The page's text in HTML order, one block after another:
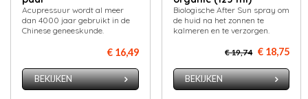
Acupressuur wordt al meer
dan 4000 jaar gebruikt in de
Chinese geneeskunde.
€ 16,49
BEKIJKEN
Biologische After Sun spray om
de huid na het zonnen te
kalmeren en te verzorgen.
€ 19,74 € 18,75
BEKIJKEN